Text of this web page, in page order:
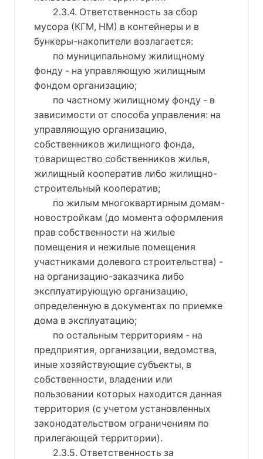
2.3.4. Ответственность за сбор
мусора (КГМ, НМ) в контейнеры и в
бункеры-накопители возлагается:
по муниципальному жилищному
фонду - на управляющую жилищным
фондом организацию;
по частному жилищному фонду - в
зависимости от способа управления: на
управляющую организацию,
собственников жилищного фонда,
товарищество собственников жилья,
жилищный кооператив либо жилищно-
строительный кооператив;
по жилым многоквартирным домам-
новостройкам (до момента оформления
прав собственности на жилые
помещения и нежилые помещения
участниками долевого строительства) -
на организацию-заказчика либо
эксплуатирующую организацию,
определенную в документах по приемке
дома в эксплуатацию;
по остальным территориям - на
предприятия, организации, ведомства,
иные хозяйствующие субъекты, в
собственности, владении или
пользовании которых находится данная
территория (с учетом установленных
законодательством ограничениям по
прилегающей территории).
2.3.5. Ответственность за